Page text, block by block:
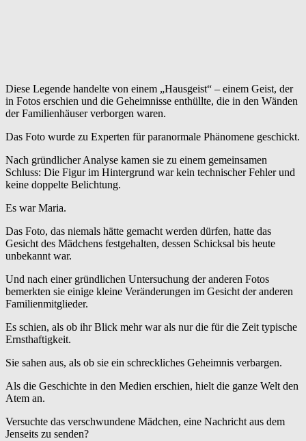
Diese Legende handelte von einem „Hausgeist“ – einem Geist, der
in Fotos erschien und die Geheimnisse enthüllte, die in den Wänden
der Familienhäuser verborgen waren.
Das Foto wurde zu Experten für paranormale Phänomene geschickt.
Nach gründlicher Analyse kamen sie zu einem gemeinsamen
Schluss: Die Figur im Hintergrund war kein technischer Fehler und
keine doppelte Belichtung.
Es war Maria.
Das Foto, das niemals hätte gemacht werden dürfen, hatte das
Gesicht des Mädchens festgehalten, dessen Schicksal bis heute
unbekannt war.
Und nach einer gründlichen Untersuchung der anderen Fotos
bemerkten sie einige kleine Veränderungen im Gesicht der anderen
Familienmitglieder.
Es schien, als ob ihr Blick mehr war als nur die für die Zeit typische
Ernsthaftigkeit.
Sie sahen aus, als ob sie ein schreckliches Geheimnis verbargen.
Als die Geschichte in den Medien erschien, hielt die ganze Welt den
Atem an.
Versuchte das verschwundene Mädchen, eine Nachricht aus dem
Jenseits zu senden?